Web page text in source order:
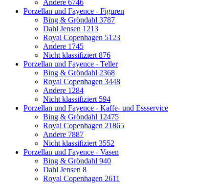
Andere 6746
Porzellan und Fayence - Figuren
Bing & Gröndahl 3787
Dahl Jensen 1213
Royal Copenhagen 5123
Andere 1745
Nicht klassifiziert 876
Porzellan und Fayence - Teller
Bing & Gröndahl 2368
Royal Copenhagen 3448
Andere 1284
Nicht klassifiziert 594
Porzellan und Fayence - Kaffe- und Essservice
Bing & Gröndahl 12475
Royal Copenhagen 21865
Andere 7887
Nicht klassifiziert 3552
Porzellan und Fayence - Vasen
Bing & Gröndahl 940
Dahl Jensen 8
Royal Copenhagen 2611